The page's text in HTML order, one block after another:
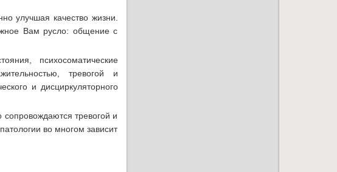
улучшая качество жизни.
Вам русло: общение с
психосоматические
тревогой и
и дисциркуляторного
сопровождаются тревогой и
во многом зависит